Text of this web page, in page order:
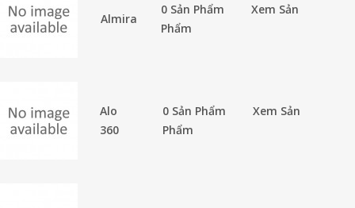
Almira
0 Sản Phẩm
Xem Sản
Phẩm
Alo
360
0 Sản Phẩm
Xem Sản
Phẩm